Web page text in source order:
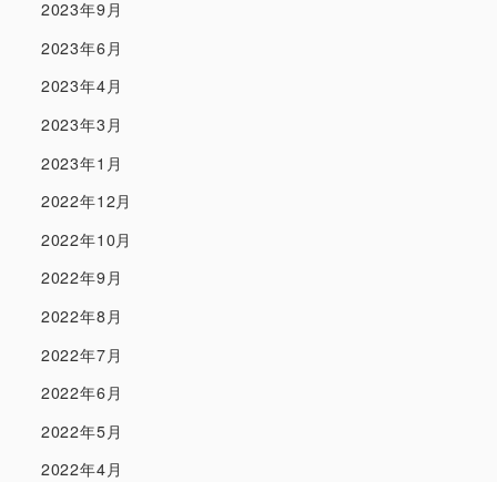
2023年9月
2023年6月
2023年4月
2023年3月
2023年1月
2022年12月
2022年10月
2022年9月
2022年8月
2022年7月
2022年6月
2022年5月
2022年4月